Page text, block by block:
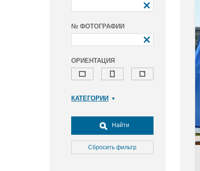
№ ФОТОГРАФИИ
ОРИЕНТАЦИЯ
КАТЕГОРИИ
Досуг, туризм и отдых
Культура
Медицина
Найти
Сбросить фильтр